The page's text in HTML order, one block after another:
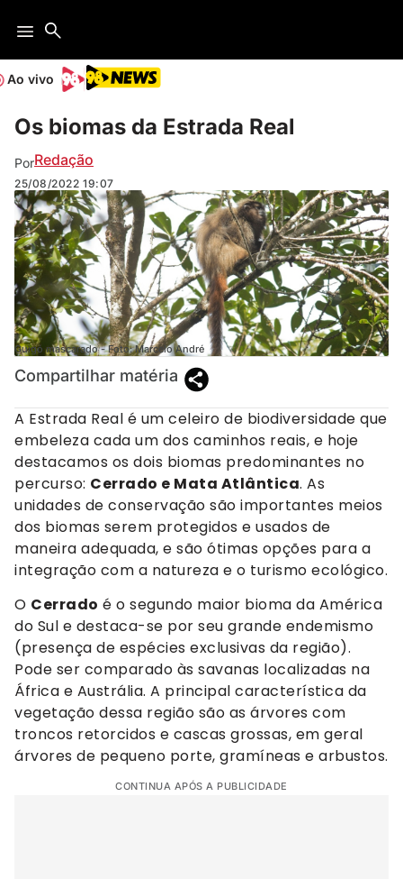
Ao vivo
Os biomas da Estrada Real
PorRedação
25/08/2022 19:07
Guigó mascarado - Foto: Marcelo André
Compartilhar matéria
A Estrada Real é um celeiro de biodiversidade que
embeleza cada um dos caminhos reais, e hoje
destacamos os dois biomas predominantes no
percurso: Cerrado e Mata Atlântica. As
unidades de conservação são importantes meios
dos biomas serem protegidos e usados de
maneira adequada, e são ótimas opções para a
integração com a natureza e o turismo ecológico.
O Cerrado é o segundo maior bioma da América
do Sul e destaca-se por seu grande endemismo
(presença de espécies exclusivas da região).
Pode ser comparado às savanas localizadas na
África e Austrália. A principal característica da
vegetação dessa região são as árvores com
troncos retorcidos e cascas grossas, em geral
árvores de pequeno porte, gramíneas e arbustos.
CONTINUA APÓS A PUBLICIDADE